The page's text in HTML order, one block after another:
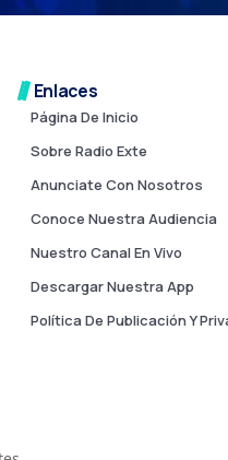
Enlaces
Página De Inicio
Sobre Radio Exte
Anunciate Con Nosotros
Conoce Nuestra Audiencia
Nuestro Canal En Vivo
Descargar Nuestra App
Política De Publicación Y